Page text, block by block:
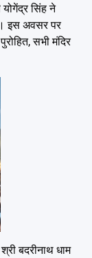
योगेंद्र सिंह ने
इस अवसर पर
सभी मंदिर
बदरीनाथ धाम